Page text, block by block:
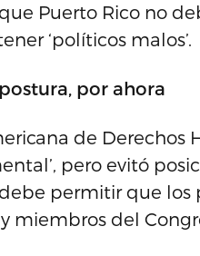
Puerto Rico no
‘políticos malos’.
por ahora
de Derechos
pero evitó
debe permitir que
miembros del